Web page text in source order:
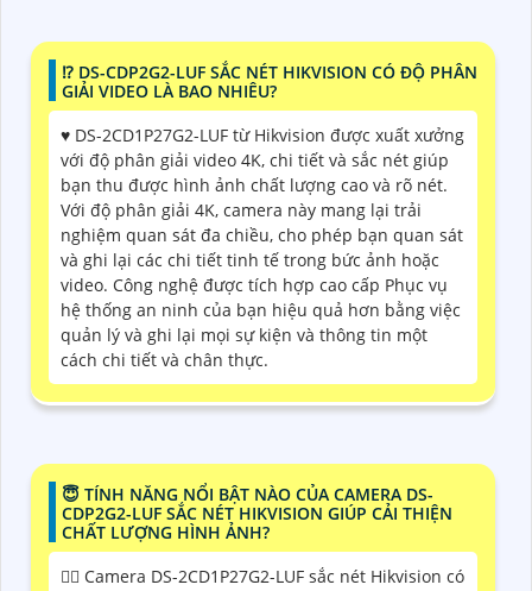
⁉️ DS-CDP2G2-LUF SẮC NÉT HIKVISION CÓ ĐỘ PHÂN
GIẢI VIDEO LÀ BAO NHIÊU?
♥️ DS-2CD1P27G2-LUF từ Hikvision được xuất xưởng
với độ phân giải video 4K, chi tiết và sắc nét giúp
bạn thu được hình ảnh chất lượng cao và rõ nét.
Với độ phân giải 4K, camera này mang lại trải
nghiệm quan sát đa chiều, cho phép bạn quan sát
và ghi lại các chi tiết tinh tế trong bức ảnh hoặc
video. Công nghệ được tích hợp cao cấp Phục vụ
hệ thống an ninh của bạn hiệu quả hơn bằng việc
quản lý và ghi lại mọi sự kiện và thông tin một
cách chi tiết và chân thực.
😇 TÍNH NĂNG NỔI BẬT NÀO CỦA CAMERA DS-
CDP2G2-LUF SẮC NÉT HIKVISION GIÚP CẢI THIỆN
CHẤT LƯỢNG HÌNH ẢNH?
❤️‍💋‍ Camera DS-2CD1P27G2-LUF sắc nét Hikvision có